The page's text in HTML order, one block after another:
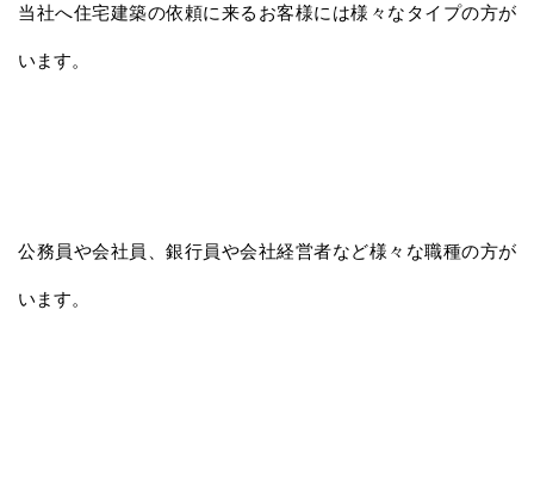
当社へ住宅建築の依頼に来るお客様には様々なタイプの方が
います。
公務員や会社員、銀行員や会社経営者など様々な職種の方が
います。